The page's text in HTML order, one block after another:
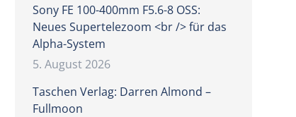
Sony FE 100-400mm F5.6-8 OSS:
Neues Supertelezoom <br /> für das
Alpha-System
5. August 2026
Taschen Verlag: Darren Almond –
Fullmoon